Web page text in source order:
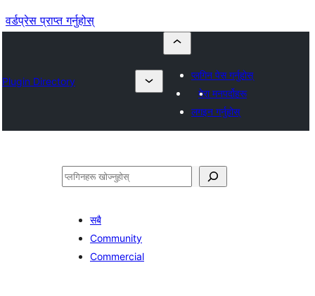
वर्डप्रेस प्राप्त गर्नुहोस्
Plugin Directory
प्लगिन पेस गर्नुहोस्
मेरा मनपर्दोहरू
लगइन गर्नुहोस्
खोज्नुहोस्
सबै
Community
Commercial